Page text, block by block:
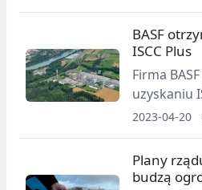
globalnej
tu, w
trendy.
wystawców
zabraknąć
BASF
ISCC Plus
Firma
uzyskaniu
rodzaje
zakładach
oraz w
2023-04-20
Plany
budzą